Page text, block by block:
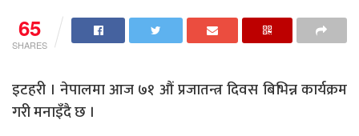
65
SHARES
इटहरी । नेपालमा आज ७१ औं प्रजातन्त्र दिवस बिभिन्न कार्यक्रम
गरी मनाइँदै छ ।